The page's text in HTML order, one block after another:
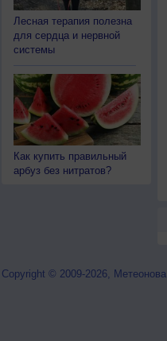
Лесная терапия полезна
для сердца и нервной
системы
Как купить правильный
арбуз без нитратов?
Copyright © 2009-2026, Метеонова